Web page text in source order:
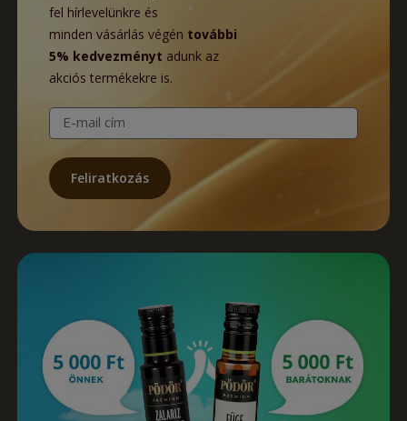
fel hírlevelünkre és
minden vásárlás végén további
5% kedvezményt adunk az
akciós termékekre is.
E-mail cím
Feliratkozás